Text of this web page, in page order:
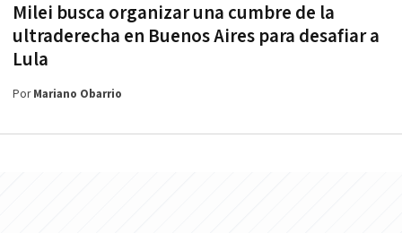
Milei busca organizar una cumbre de la
ultraderecha en Buenos Aires para desafiar a
Lula
PorMariano Obarrio